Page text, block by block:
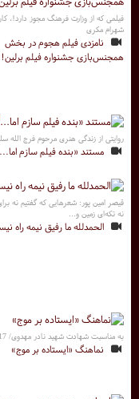
فیلمی که از وزارت فرهنگ مجوز دارد!،
شهرام مکری
نامزدی فیلم هجوم در بخش
همجنس‌بازی جشنواره فیلم برلین!
روایتی از زندگی هنری مرحوم فرج الله
مستند «بنده فیلم سازم
قیصر امین پور: شعرهایی که گفتیم نه
نه تکه‌ای زمین و...
الحمدلله ما رفیق نیمه راه
به مناسبت شهادت شهید نادر مهدوی/ 17مهر
نماهنگ «ایستاده بر موج»